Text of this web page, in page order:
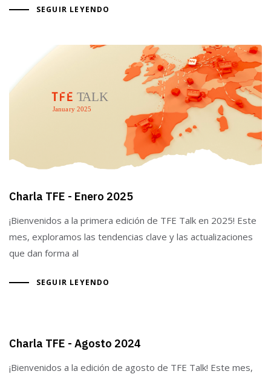
SEGUIR LEYENDO
Charla TFE - Enero 2025
¡Bienvenidos a la primera edición de TFE Talk en 2025! Este
mes, exploramos las tendencias clave y las actualizaciones
que dan forma al
SEGUIR LEYENDO
Charla TFE - Agosto 2024
¡Bienvenidos a la edición de agosto de TFE Talk! Este mes,